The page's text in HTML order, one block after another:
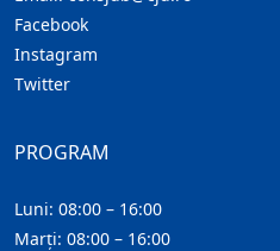
Facebook
Instagram
Twitter
PROGRAM
Luni: 08:00 – 16:00
Marți: 08:00 – 16:00